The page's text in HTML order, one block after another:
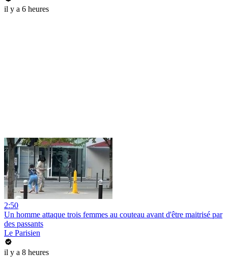
il y a 6 heures
2:50
Un homme attaque trois femmes au couteau avant d'être maitrisé par
des passants
Le Parisien
il y a 8 heures